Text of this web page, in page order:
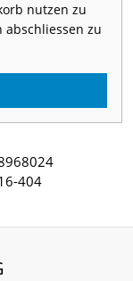
nutzen zu
abschliessen zu
404